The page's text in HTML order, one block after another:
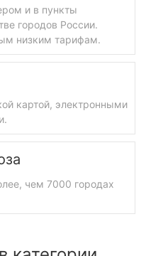
и в пункты
городов России.
низким тарифам.
картой, электронными
чем 7000 городах